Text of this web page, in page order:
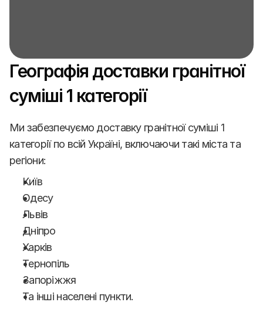
Географія доставки гранітної
суміші 1 категорії
Ми забезпечуємо доставку гранітної суміші 1
категорії по всій Україні, включаючи такі міста та
регіони:
Київ
Одесу
Львів
Дніпро
Харків
Тернопіль
Запоріжжя
Та інші населені пункти.